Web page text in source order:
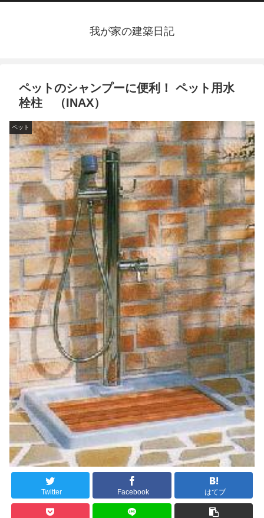
我が家の建築日記
ペットのシャンプーに便利！ ペット用水
栓柱 （INAX）
ペット
Twitter Facebook はてブ